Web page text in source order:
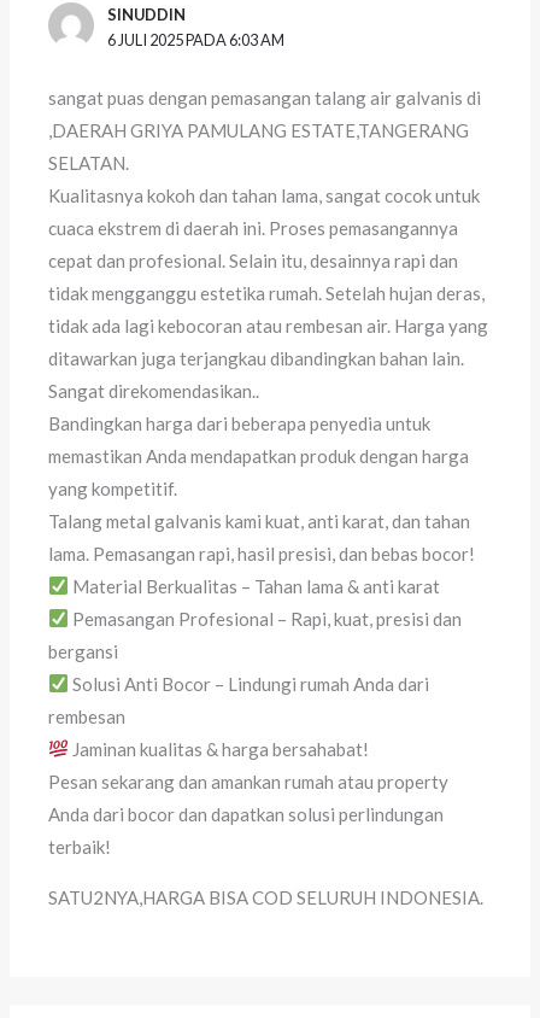
SINUDDIN
6 JULI 2025 PADA 6:03 AM
sangat puas dengan pemasangan talang air galvanis di
,DAERAH GRIYA PAMULANG ESTATE,TANGERANG
SELATAN.
Kualitasnya kokoh dan tahan lama, sangat cocok untuk
cuaca ekstrem di daerah ini. Proses pemasangannya
cepat dan profesional. Selain itu, desainnya rapi dan
tidak mengganggu estetika rumah. Setelah hujan deras,
tidak ada lagi kebocoran atau rembesan air. Harga yang
ditawarkan juga terjangkau dibandingkan bahan lain.
Sangat direkomendasikan..
Bandingkan harga dari beberapa penyedia untuk
memastikan Anda mendapatkan produk dengan harga
yang kompetitif.
Talang metal galvanis kami kuat, anti karat, dan tahan
lama. Pemasangan rapi, hasil presisi, dan bebas bocor!
Material Berkualitas – Tahan lama & anti karat
Pemasangan Profesional – Rapi, kuat, presisi dan
bergansi
Solusi Anti Bocor – Lindungi rumah Anda dari
rembesan
Jaminan kualitas & harga bersahabat!
Pesan sekarang dan amankan rumah atau property
Anda dari bocor dan dapatkan solusi perlindungan
terbaik!
SATU2NYA,HARGA BISA COD SELURUH INDONESIA.